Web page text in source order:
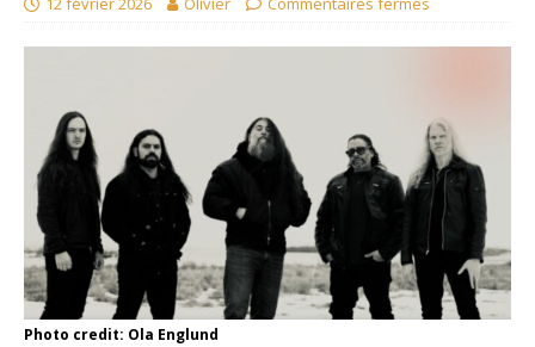
Photo credit: Ola Englund